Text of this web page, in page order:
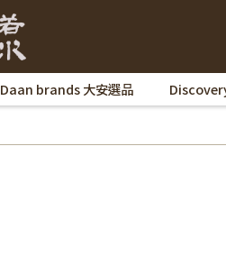
Daan brands 大安選品